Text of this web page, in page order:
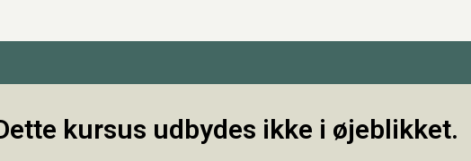
kursus udbydes ikke i øjeblikket.